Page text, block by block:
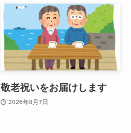
敬老祝いをお届けします
2026年8月7日